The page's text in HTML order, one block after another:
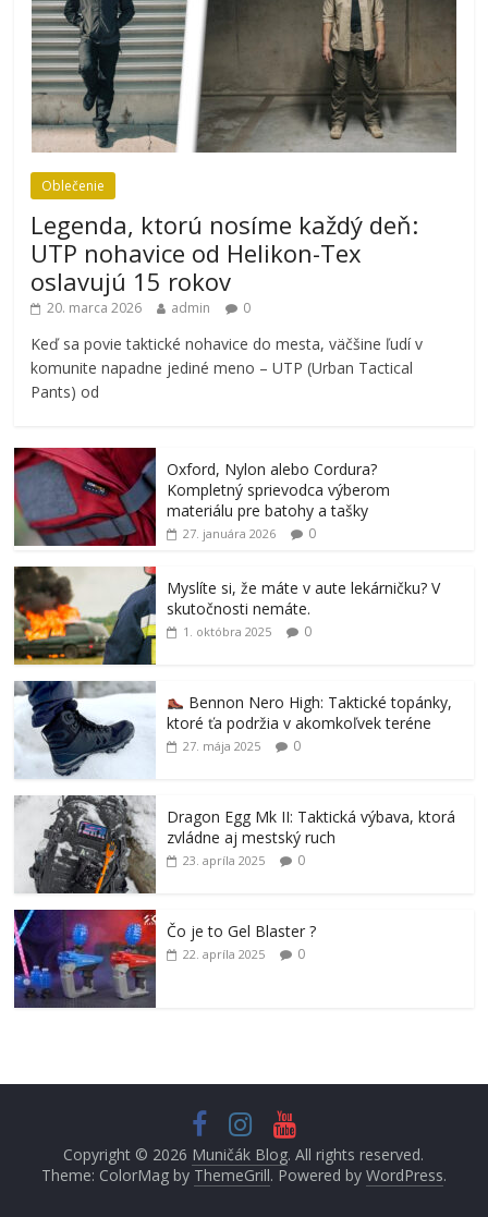
Oblečenie
Legenda, ktorú nosíme každý deň:
UTP nohavice od Helikon-Tex
oslavujú 15 rokov
20. marca 2026 admin 0
Keď sa povie taktické nohavice do mesta, väčšine ľudí v
komunite napadne jediné meno – UTP (Urban Tactical
Pants) od
Oxford, Nylon alebo Cordura?
Kompletný sprievodca výberom
materiálu pre batohy a tašky
27. januára 2026 0
Myslíte si, že máte v aute lekárničku? V
skutočnosti nemáte.
1. októbra 2025 0
Bennon Nero High: Taktické topánky,
ktoré ťa podržia v akomkoľvek teréne
27. mája 2025 0
Dragon Egg Mk II: Taktická výbava, ktorá
zvládne aj mestský ruch
23. apríla 2025 0
Čo je to Gel Blaster ?
22. apríla 2025 0
Copyright © 2026 Muničák Blog. All rights reserved.
Theme: ColorMag by ThemeGrill. Powered by WordPress.